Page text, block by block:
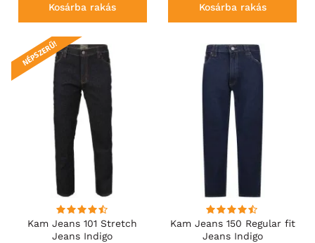
Kosárba rakás Kosárba rakás
Kam Jeans 101 Stretch
Jeans Indigo
NÉPSZERŰ!
Kam Jeans 150 Regular fit
Jeans Indigo